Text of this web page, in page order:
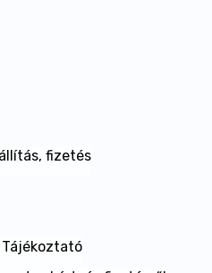
fizetés